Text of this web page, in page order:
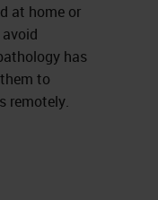
at home or
has
to
remotely.